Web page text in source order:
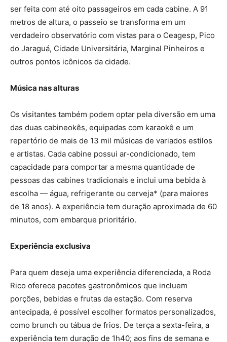
ser feita com até oito passageiros em cada cabine. A 91
metros de altura, o passeio se transforma em um
verdadeiro observatório com vistas para o Ceagesp, Pico
do Jaraguá, Cidade Universitária, Marginal Pinheiros e
outros pontos icônicos da cidade.
Música nas alturas
Os visitantes também podem optar pela diversão em uma
das duas cabineokês, equipadas com karaokê e um
repertório de mais de 13 mil músicas de variados estilos
e artistas. Cada cabine possui ar-condicionado, tem
capacidade para comportar a mesma quantidade de
pessoas das cabines tradicionais e inclui uma bebida à
escolha — água, refrigerante ou cerveja* (para maiores
de 18 anos). A experiência tem duração aproximada de 60
minutos, com embarque prioritário.
Experiência exclusiva
Para quem deseja uma experiência diferenciada, a Roda
Rico oferece pacotes gastronômicos que incluem
porções, bebidas e frutas da estação. Com reserva
antecipada, é possível escolher formatos personalizados,
como brunch ou tábua de frios. De terça a sexta-feira, a
experiência tem duração de 1h40; aos fins de semana e